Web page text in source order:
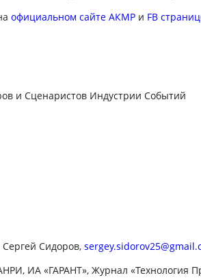
официальном сайте АКМРи FB
и Сценаристов Индустрии Событий
Сидоров,
ИА «ГАРАНТ», Журнал «Технология